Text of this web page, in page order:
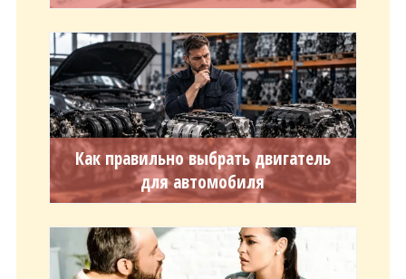
Как правильно выбрать двигатель
для автомобиля